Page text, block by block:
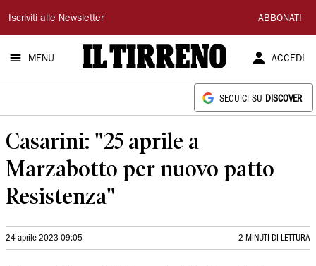
Il
Tirreno
Iscriviti alle Newsletter ABBONATI
MENU ACCEDI
SEGUICI SU DISCOVER
Casarini: "25 aprile a
Marzabotto per nuovo patto
Resistenza"
24 aprile 2023 09:05 2 MINUTI DI LETTURA